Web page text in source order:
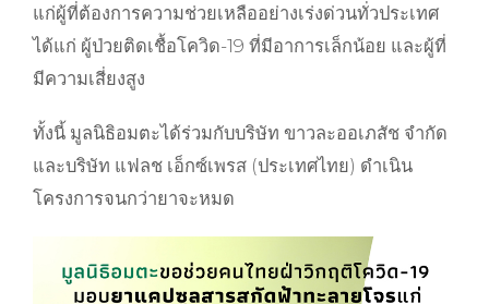
แก่ผู้ที่ต้องการความช่วยเหลืออย่างเร่งด่วนทั่วประเทศ
ได้แก่ ผู้ป่วยติดเชื้อโควิด-19 ที่มีอาการเล็กน้อย และผู้ที่
มีความเสี่ยงสูง
ทั้งนี้ มูลนิธิอมตะได้ร่วมกับบริษัท ขาวละออเภสัช จำกัด
และบริษัท แฟลช เอ็กซ์เพรส (ประเทศไทย) ดำเนิน
โครงการจนกว่ายาจะหมด